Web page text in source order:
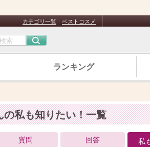
カテゴリ一覧 ベストコスメ
ランキング
の私も知りたい！一覧
質問 回答 私